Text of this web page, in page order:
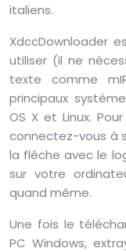
italiens.
XdccDownloader
utiliser (il ne
texte comme
principaux
OS X et Linux.
connectez-vous à
la flèche avec le
sur votre
quand même.
Une fois le
PC Windows,